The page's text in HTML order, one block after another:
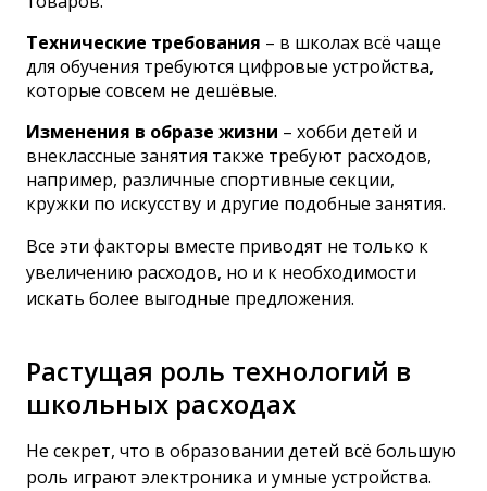
Технические требования – в школах всё чаще
для обучения требуются цифровые устройства,
которые совсем не дешёвые.
Изменения в образе жизни – хобби детей и
внеклассные занятия также требуют расходов,
например, различные спортивные секции,
кружки по искусству и другие подобные занятия.
Все эти факторы вместе приводят не только к
увеличению расходов, но и к необходимости
искать более выгодные предложения.
Растущая роль технологий в
школьных расходах
Не секрет, что в образовании детей всё большую
роль играют электроника и умные устройства.